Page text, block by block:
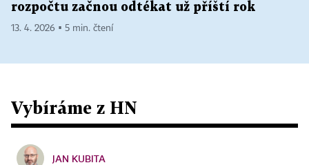
rozpočtu začnou odtékat už příští rok
13. 4. 2026 ▪ 5 min. čtení
Vybíráme z HN
JAN KUBITA